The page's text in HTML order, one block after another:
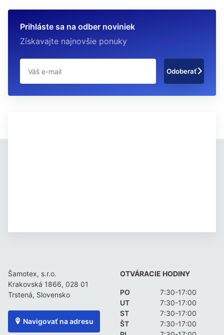
Prihláste sa na odber noviniek
Získavajte najnovšie ponuky
Odoberať
Šamotex, s.r.o.
Krakovská 1866, 028 01
Trstená, Slovensko
Navigovať na adresu
OTVÁRACIE HODINY
PO
7:30-17:00
UT
7:30-17:00
ST
7:30-17:00
ŠT
7:30-17:00